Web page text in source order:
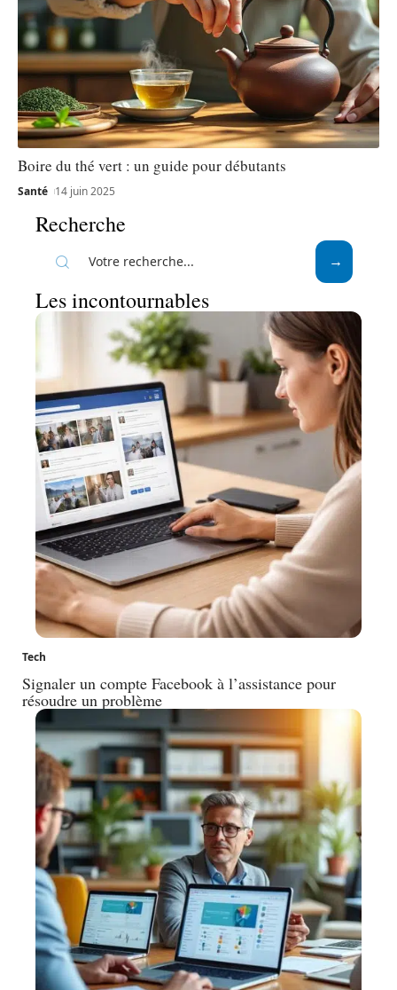
Boire du thé vert : un guide pour débutants
Santé 14 juin 2025
Recherche
Les incontournables
Tech
Signaler un compte Facebook à l’assistance pour
résoudre un problème